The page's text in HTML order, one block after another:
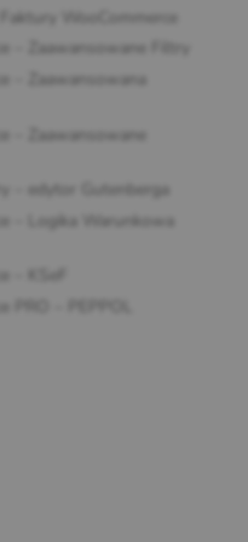
WooCommerce
– Zaawansowane Filtry
– Zaawansowana
– Zaawansowane
– edytor Gutenberga
– Logika Warunkowa
– KSeF
PRO – PEPPOL